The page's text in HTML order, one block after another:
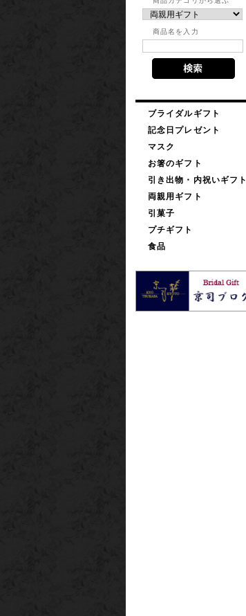
商品名を入力
ブライダルギフト
記念日プレゼント
マスク
お箸のギフト
引き出物・内祝いギフト
両親用ギフト
引菓子
プチギフト
食品